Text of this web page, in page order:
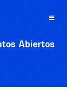
Toggle
Abiertos